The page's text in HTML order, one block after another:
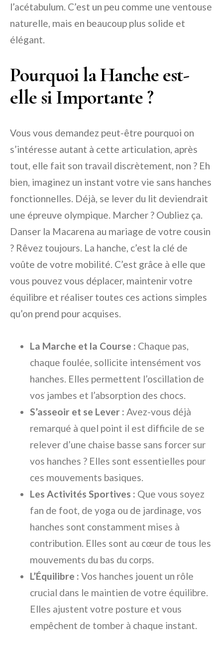
l’acétabulum. C’est un peu comme une ventouse
naturelle, mais en beaucoup plus solide et
élégant.
Pourquoi la Hanche est-
elle si Importante ?
Vous vous demandez peut-être pourquoi on
s’intéresse autant à cette articulation, après
tout, elle fait son travail discrètement, non ? Eh
bien, imaginez un instant votre vie sans hanches
fonctionnelles. Déjà, se lever du lit deviendrait
une épreuve olympique. Marcher ? Oubliez ça.
Danser la Macarena au mariage de votre cousin
? Rêvez toujours. La hanche, c’est la clé de
voûte de votre mobilité. C’est grâce à elle que
vous pouvez vous déplacer, maintenir votre
équilibre et réaliser toutes ces actions simples
qu’on prend pour acquises.
La Marche et la Course : Chaque pas,
chaque foulée, sollicite intensément vos
hanches. Elles permettent l’oscillation de
vos jambes et l’absorption des chocs.
S’asseoir et se Lever : Avez-vous déjà
remarqué à quel point il est difficile de se
relever d’une chaise basse sans forcer sur
vos hanches ? Elles sont essentielles pour
ces mouvements basiques.
Les Activités Sportives : Que vous soyez
fan de foot, de yoga ou de jardinage, vos
hanches sont constamment mises à
contribution. Elles sont au cœur de tous les
mouvements du bas du corps.
L’Équilibre : Vos hanches jouent un rôle
crucial dans le maintien de votre équilibre.
Elles ajustent votre posture et vous
empêchent de tomber à chaque instant.